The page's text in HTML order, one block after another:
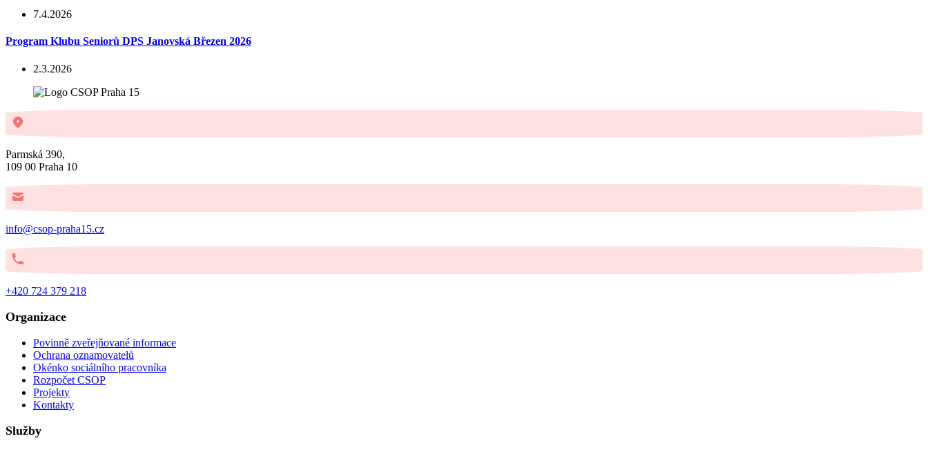
7.4.2026
Program Klubu Seniorů DPS Janovská Březen 2026
2.3.2026
Parmská 390,
109 00 Praha 10
info@csop-praha15.cz
+420 724 379 218
Organizace
Povinně zveřejňované informace
Ochrana oznamovatelů
Okénko sociálního pracovníka
Rozpočet CSOP
Projekty
Kontakty
Služby